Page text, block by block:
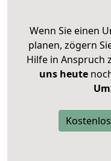
Wenn Sie einen
planen, zögern
Hilfe in Anspruch
uns heute